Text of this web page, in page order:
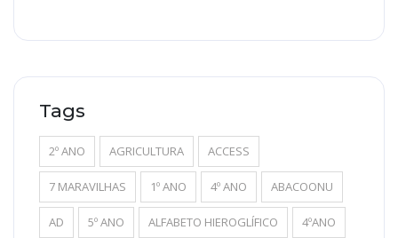
Tags
2º ANO AGRICULTURA ACCESS
7 MARAVILHAS 1º ANO 4º ANO ABACOONU
AD 5º ANO ALFABETO HIEROGLÍFICO 4ºANO